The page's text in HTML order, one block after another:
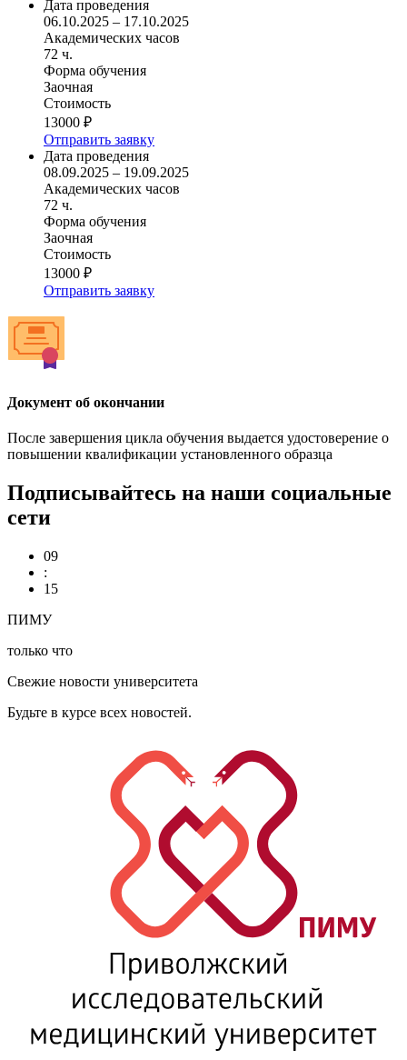
Дата проведения
06.10.2025 – 17.10.2025
Академических часов
72 ч.
Форма обучения
Заочная
Стоимость
13000 ₽
Отправить заявку
Дата проведения
08.09.2025 – 19.09.2025
Академических часов
72 ч.
Форма обучения
Заочная
Стоимость
13000 ₽
Отправить заявку
Документ об окончании
После завершения цикла обучения выдается удостоверение о
повышении квалификации установленного образца
Подписывайтесь на наши социальные
сети
09
:
15
ПИМУ
только что
Свежие новости университета
Будьте в курсе всех новостей.